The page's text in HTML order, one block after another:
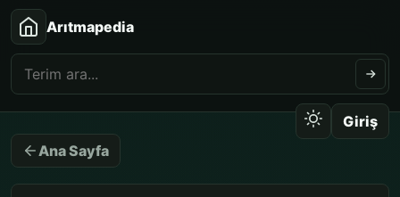
Arıtmapedia
Giriş
Ana Sayfa